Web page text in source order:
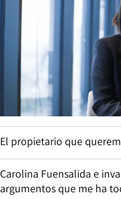
El propietario que
Carolina Fuensalida e
argumentos que me ha